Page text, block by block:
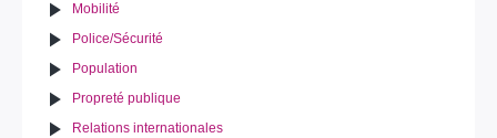
Mobilité
Police/Sécurité
Population
Propreté publique
Relations internationales